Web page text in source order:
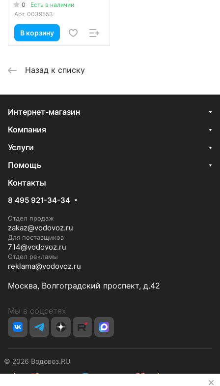
0
Есть в наличии
Арт. 0039553
В корзину
Назад к списку
Интернет-магазин
Компания
Услуги
Помощь
Контакты
8 495 921-34-34
Отдел продаж
zakaz@vodovoz.ru
Для поставщиков
714@vodovoz.ru
Отдел рекламы
reklama@vodovoz.ru
Москва, Волгоградский проспект, д.42
Мы в соцсетях
© 2026 Водовоз.RU